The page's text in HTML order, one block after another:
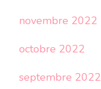
novembre 2022
octobre 2022
septembre 2022